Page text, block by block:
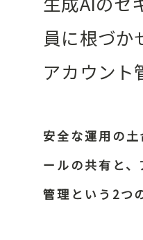
員に根づ
アカウント
安全な運用の
ールの共有と
管理という2つ